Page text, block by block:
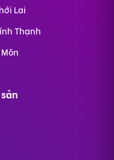
Lai
Thạnh
Môn